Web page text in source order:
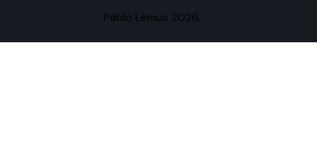
Pablo Lemus 2026.